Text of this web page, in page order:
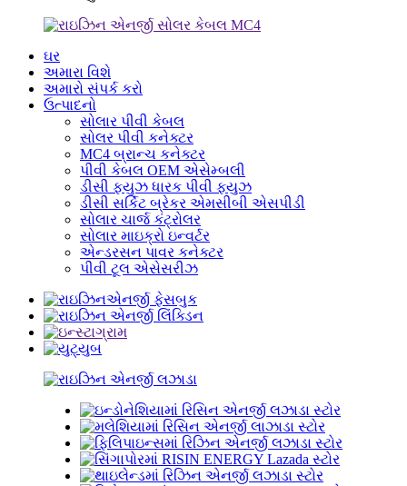
ઘર
અમારા વિશે
અમારો સંપર્ક કરો
ઉત્પાદનો
સોલાર પીવી કેબલ
સોલર પીવી કનેક્ટર
MC4 બ્રાન્ચ કનેક્ટર
પીવી કેબલ OEM એસેમ્બલી
ડીસી ફ્યુઝ ધારક પીવી ફ્યુઝ
ડીસી સર્કિટ બ્રેકર એમસીબી એસપીડી
સોલાર ચાર્જ કંટ્રોલર
સોલાર માઇક્રો ઇન્વર્ટર
એન્ડરસન પાવર કનેક્ટર
પીવી ટૂલ એસેસરીઝ